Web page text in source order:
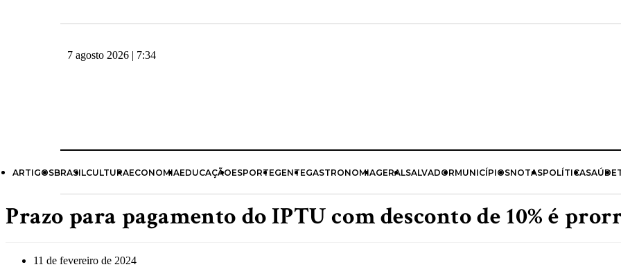
7 agosto 2026 | 7:34
ARTIGOSBRASILCULTURAECONOMIAEDUCAÇÃOESPORTEGENTEGASTRONOMIAGERALSALVADORMUNICÍPIOSNOTASPOLÍTICASAÚDE
Prazo para pagamento do IPTU com desconto de 10% é
11 de fevereiro de 2024